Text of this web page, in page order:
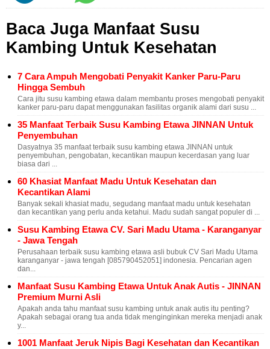
Baca Juga Manfaat Susu
Kambing Untuk Kesehatan
7 Cara Ampuh Mengobati Penyakit Kanker Paru-Paru
Hingga Sembuh
Cara jitu susu kambing etawa dalam membantu proses mengobati penyakit
kanker paru-paru dapat menggunakan fasilitas organik alami dari susu ...
35 Manfaat Terbaik Susu Kambing Etawa JINNAN Untuk
Penyembuhan
Dasyatnya 35 manfaat terbaik susu kambing etawa JINNAN untuk
penyembuhan, pengobatan, kecantikan maupun kecerdasan yang luar
biasa dari ...
60 Khasiat Manfaat Madu Untuk Kesehatan dan
Kecantikan Alami
Banyak sekali khasiat madu, segudang manfaat madu untuk kesehatan
dan kecantikan yang perlu anda ketahui. Madu sudah sangat populer di ...
Susu Kambing Etawa CV. Sari Madu Utama - Karanganyar
- Jawa Tengah
Perusahaan terbaik susu kambing etawa asli bubuk CV Sari Madu Utama
karanganyar - jawa tengah [085790452051] indonesia. Pencarian agen
dan...
Manfaat Susu Kambing Etawa Untuk Anak Autis - JINNAN
Premium Murni Asli
Apakah anda tahu manfaat susu kambing untuk anak autis itu penting?
Apakah sebagai orang tua anda tidak menginginkan mereka menjadi anak
y...
1001 Manfaat Jeruk Nipis Bagi Kesehatan dan Kecantikan